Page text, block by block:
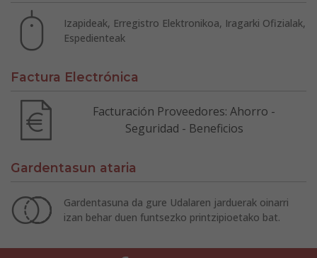
Izapideak, Erregistro Elektronikoa, Iragarki Ofizialak,
Espedienteak
Factura Electrónica
Facturación Proveedores: Ahorro -
Seguridad - Beneficios
Gardentasun ataria
Gardentasuna da gure Udalaren jarduerak oinarri
izan behar duen funtsezko printzipioetako bat.